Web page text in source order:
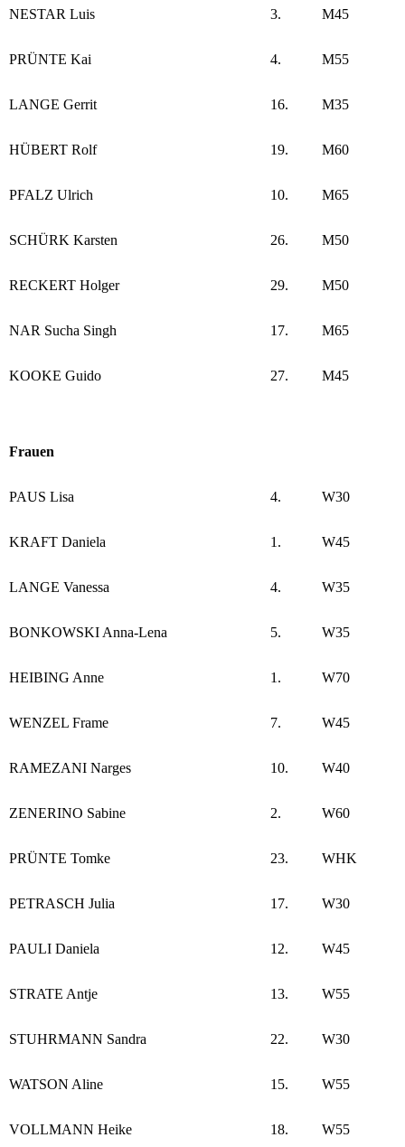
NESTAR Luis 3. M45
PRÜNTE Kai 4. M55
LANGE Gerrit 16. M35
HÜBERT Rolf 19. M60
PFALZ Ulrich 10. M65
SCHÜRK Karsten 26. M50
RECKERT Holger 29. M50
NAR Sucha Singh 17. M65
KOOKE Guido 27. M45
Frauen
PAUS Lisa 4. W30
KRAFT Daniela 1. W45
LANGE Vanessa 4. W35
BONKOWSKI Anna-Lena 5. W35
HEIBING Anne 1. W70
WENZEL Frame 7. W45
RAMEZANI Narges 10. W40
ZENERINO Sabine 2. W60
PRÜNTE Tomke 23. WHK
PETRASCH Julia 17. W30
PAULI Daniela 12. W45
STRATE Antje 13. W55
STUHRMANN Sandra 22. W30
WATSON Aline 15. W55
VOLLMANN Heike 18. W55